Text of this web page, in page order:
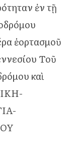
ἐν τῇ
ἑορτασμοῦ
Τοῦ
καὶ